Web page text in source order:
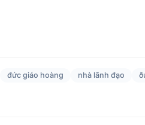
đức giáo hoàng nhà lãnh đạo